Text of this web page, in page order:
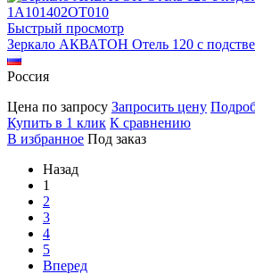
Быстрый просмотр
Зеркало АКВАТОН Отель 120 с
Россия
Цена по запросу Запросить цену
Купить в 1 клик К сравнению
В избранное Под заказ
Назад
1
2
3
4
5
Вперед